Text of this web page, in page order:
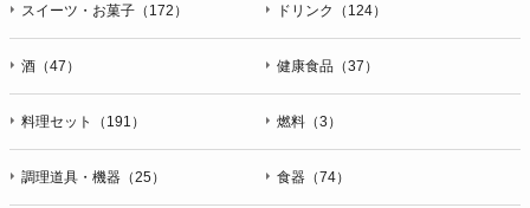
スイーツ・お菓子（172） ドリンク（124）
酒（47） 健康食品（37）
料理セット（191） 燃料（3）
調理道具・機器（25） 食器（74）